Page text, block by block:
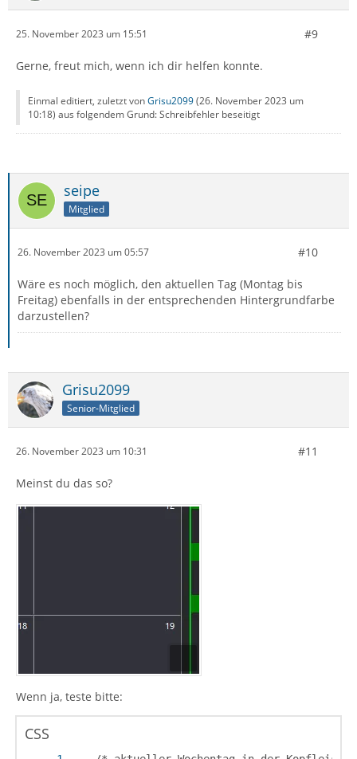
25. November 2023 um 15:51 #9
Gerne, freut mich, wenn ich dir helfen konnte.
Einmal editiert, zuletzt vonGrisu2099(26. November 2023 um
10:18) aus folgendem Grund: Schreibfehler beseitigt
seipe
Mitglied
26. November 2023 um 05:57 #10
Wäre es noch möglich, den aktuellen Tag (Montag bis
Freitag) ebenfalls in der entsprechenden Hintergrundfarbe
darzustellen?
Grisu2099
Senior-Mitglied
26. November 2023 um 10:31 #11
Meinst du das so?
Wenn ja, teste bitte:
CSS